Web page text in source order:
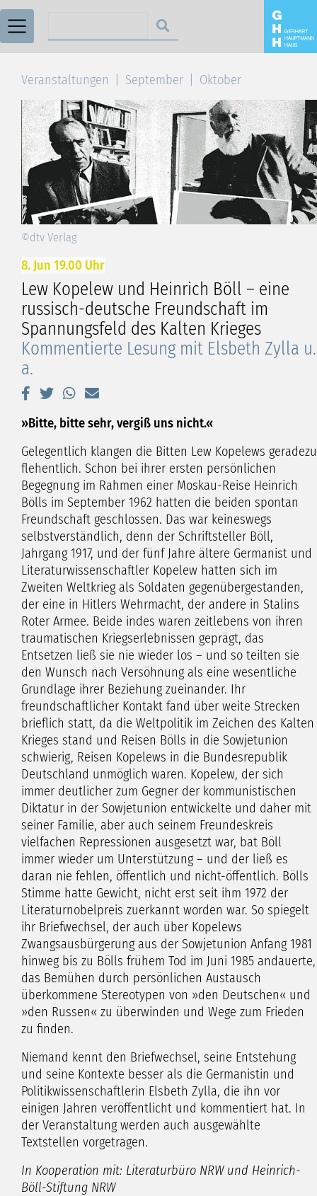
Veranstaltungen September Oktober
©dtv Verlag
8. Jun 19.00 Uhr
Lew Kopelew und Heinrich Böll – eine
russisch-deutsche Freundschaft im
Spannungsfeld des Kalten Krieges
Kommentierte Lesung mit Elsbeth Zylla u.
a.
»Bitte, bitte sehr, vergiß uns nicht.«
Gelegentlich klangen die Bitten Lew Kopelews geradezu
flehentlich. Schon bei ihrer ersten persönlichen
Begegnung im Rahmen einer Moskau-Reise Heinrich
Bölls im September 1962 hatten die beiden spontan
Freundschaft geschlossen. Das war keineswegs
selbstverständlich, denn der Schriftsteller Böll,
Jahrgang 1917, und der fünf Jahre ältere Germanist und
Literaturwissenschaftler Kopelew hatten sich im
Zweiten Weltkrieg als Soldaten gegenübergestanden,
der eine in Hitlers Wehrmacht, der andere in Stalins
Roter Armee. Beide indes waren zeitlebens von ihren
traumatischen Kriegserlebnissen geprägt, das
Entsetzen ließ sie nie wieder los – und so teilten sie
den Wunsch nach Versöhnung als eine wesentliche
Grundlage ihrer Beziehung zueinander. Ihr
freundschaftlicher Kontakt fand über weite Strecken
brieflich statt, da die Weltpolitik im Zeichen des Kalten
Krieges stand und Reisen Bölls in die Sowjetunion
schwierig, Reisen Kopelews in die Bundesrepublik
Deutschland unmöglich waren. Kopelew, der sich
immer deutlicher zum Gegner der kommunistischen
Diktatur in der Sowjetunion entwickelte und daher mit
seiner Familie, aber auch seinem Freundeskreis
vielfachen Repressionen ausgesetzt war, bat Böll
immer wieder um Unterstützung – und der ließ es
daran nie fehlen, öffentlich und nicht-öffentlich. Bölls
Stimme hatte Gewicht, nicht erst seit ihm 1972 der
Literaturnobelpreis zuerkannt worden war. So spiegelt
ihr Briefwechsel, der auch über Kopelews
Zwangsausbürgerung aus der Sowjetunion Anfang 1981
hinweg bis zu Bölls frühem Tod im Juni 1985 andauerte,
das Bemühen durch persönlichen Austausch
überkommene Stereotypen von »den Deutschen« und
»den Russen« zu überwinden und Wege zum Frieden
zu finden.
Niemand kennt den Briefwechsel, seine Entstehung
und seine Kontexte besser als die Germanistin und
Politikwissenschaftlerin Elsbeth Zylla, die ihn vor
einigen Jahren veröffentlicht und kommentiert hat. In
der Veranstaltung werden auch ausgewählte
Textstellen vorgetragen.
In Kooperation mit: Literaturbüro NRW und Heinrich-
Böll-Stiftung NRW